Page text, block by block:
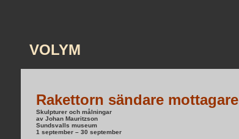
VOLYM
Rakettorn sändare mottagare
Skulpturer och målningar
av Johan Mauritzson
Sundsvalls museum
1 september – 30 september